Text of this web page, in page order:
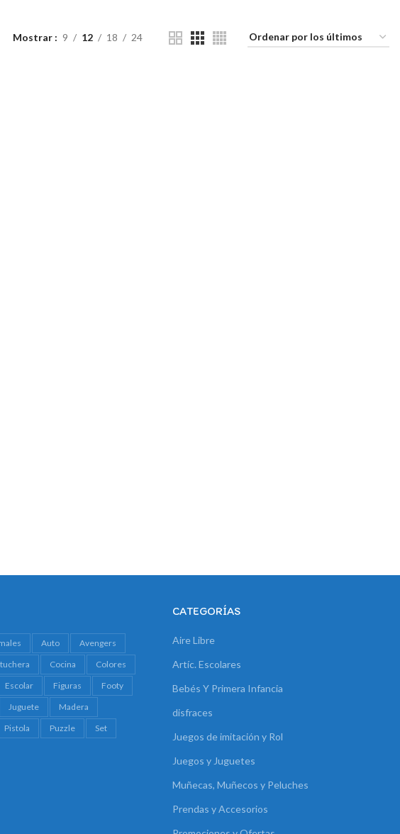
Mostrar 9 12 18 24
Auto
Avengers
Cocina
Colores
Escolar Figuras
Footy
Juguete
Madera
Pistola Puzzle
Set
CATEGORÍAS
Aire Libre
Artíc. Escolares
Bebés Y Primera Infancia
disfraces
Juegos de imitación y Rol
Juegos y Juguetes
Muñecas, Muñecos y Peluches
Prendas y Accesorios